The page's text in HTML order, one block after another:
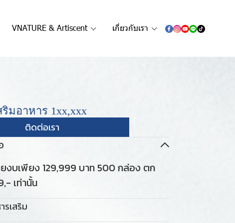
VNATURE & Artiscent เกี่ยวกับเรา
มอาหาร 1xx,xxx
ติดต่อเรา
งบเพียง 129,999 บาท 500 กล่อง ตก
เท่านั้น
เสริม